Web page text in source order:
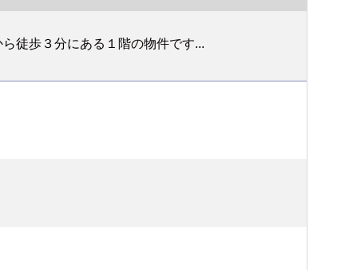
徒歩３分にある１階の物件です...